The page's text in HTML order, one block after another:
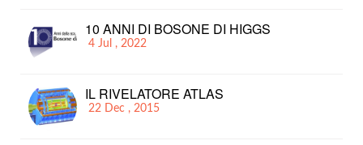
10 ANNI DI BOSONE DI HIGGS
4 Jul , 2022
IL RIVELATORE ATLAS
22 Dec , 2015